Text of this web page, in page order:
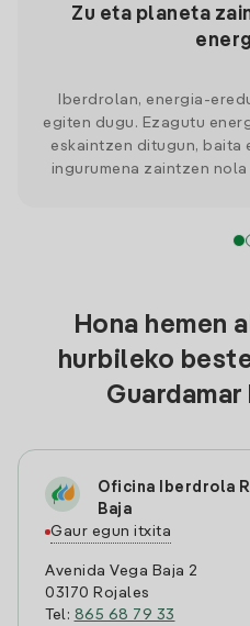
Zu eta planeta
Iberdrolan, energia-
egiten dugu. Ezagutu
eskaintzen ditugun, baita
ingurumena zaintzen
Hona hemen
hurbileko
Oficina Iberdrola
Baja
Gaur egun itxita
Avenida Vega Baja 2
03170 Rojales
Tel: 865 68 79 33